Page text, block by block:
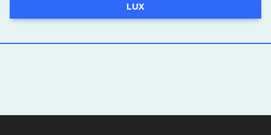
LUX